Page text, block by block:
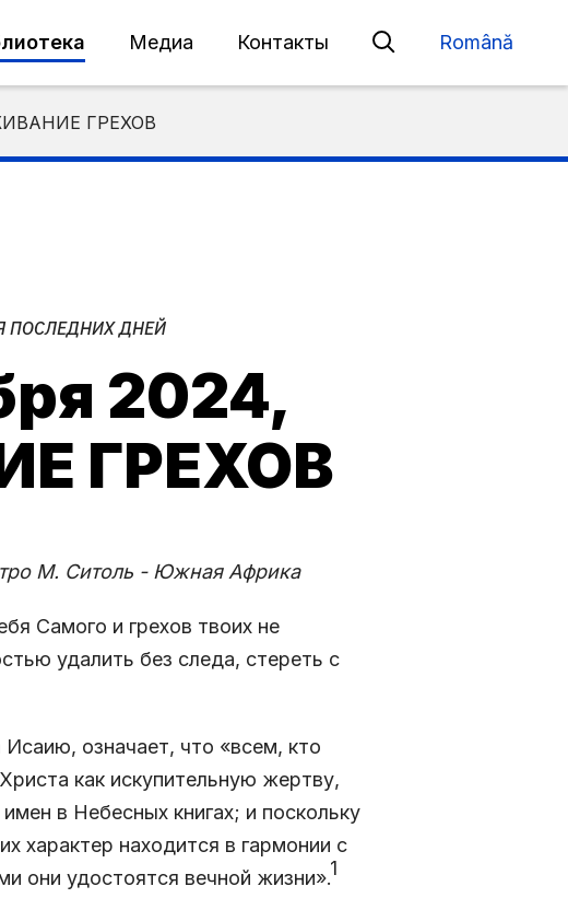
Медиа Контакты Română
ГРЕХОВ
ПОСЛЕДНИХ ДНЕЙ
2024,
ГРЕХОВ
Африка
Самого и грехов твоих не
удалить без следа, стереть с
означает, что «всем, кто
как искупительную жертву,
в Небесных книгах; и поскольку
характер находится в гармонии с
они удостоятся вечной жизни».1